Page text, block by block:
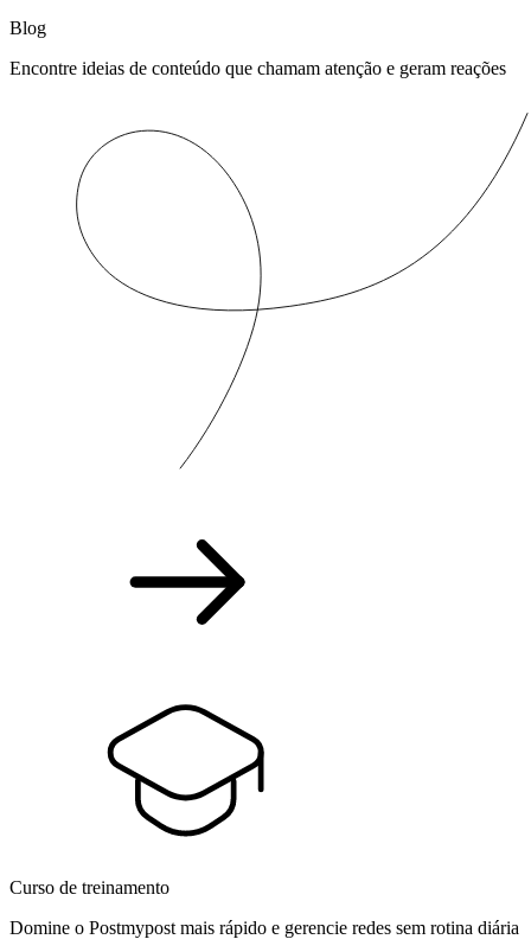
Blog
Encontre ideias de conteúdo que chamam atenção e geram reações
Curso de treinamento
Domine o Postmypost mais rápido e gerencie redes sem rotina diária